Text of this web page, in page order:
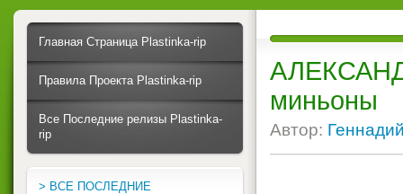
миньоны
Автор:
Главная Страница Plastinka-rip
Правила Проекта Plastinka-rip
Все Последние релизы Plastinka-
rip
> ВСЕ ПОСЛЕДНИЕ